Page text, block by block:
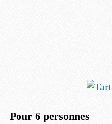
Pour 6 personnes